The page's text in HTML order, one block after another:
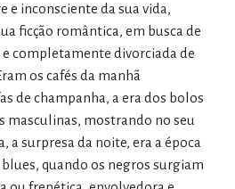
e inconsciente da sua vida,
ficção romântica, em busca de
completamente divorciada de
os cafés da manhã
de champanha, a era dos bolos
masculinas, mostrando no seu
a surpresa da noite, era a época
quando os negros surgiam